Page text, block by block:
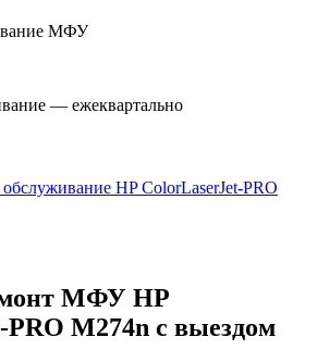
МФУ
— ежеквартально
HP ColorLaserJet-PRO
МФУ HP
M274n с выездом